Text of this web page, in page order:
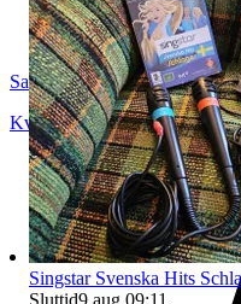
SandsOfTime
Kvänum,Sverige
Singstar Svenska Hits
Sluttid9 aug 09:11 .